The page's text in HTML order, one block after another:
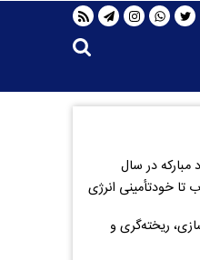
مبارکه در سال
ریخته‌گری و